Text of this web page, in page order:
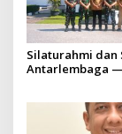
Silaturahmi dan
Antarlembaga